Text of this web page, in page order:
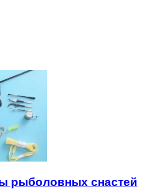
рыболовных снастей